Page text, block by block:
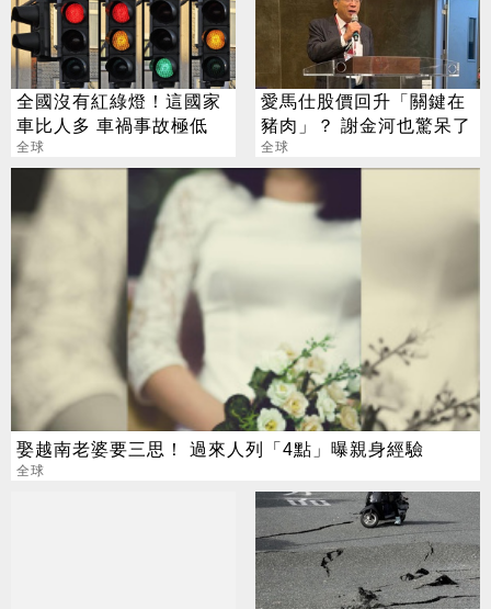
全國沒有紅綠燈！這國家
車比人多 車禍事故極低
全球
愛馬仕股價回升「關鍵在
豬肉」？ 謝金河也驚呆了
全球
娶越南老婆要三思！ 過來人列「4點」曝親身經驗
全球